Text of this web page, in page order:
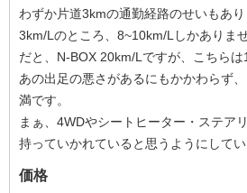
わずか片道3kmの通勤経路のせいもあ
3km/Lのところ、8~10km/Lしかありま
だと、N-BOX 20km/Lですが、こちらは
あの出足の悪さがあるにもかかわらず
満です。
まぁ、4WDやシートヒーター・ステア
持っていかれていると思うようにしてい
価格